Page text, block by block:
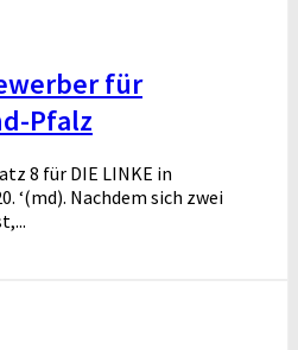
für
Pfalz
8 für DIE LINKE in
‘(md). Nachdem sich zwei